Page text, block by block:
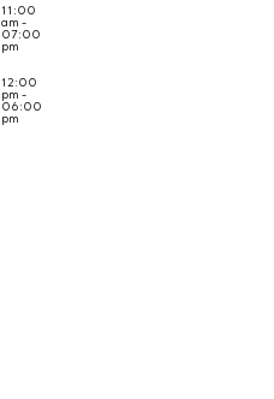
11:00
am -
07:00
pm
12:00
pm -
06:00
pm